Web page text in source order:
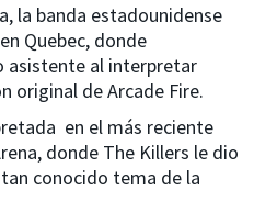
la banda estadounidense
Quebec, donde
asistente al interpretar
original de Arcade Fire.
en el más reciente
donde The Killers le dio
conocido tema de la